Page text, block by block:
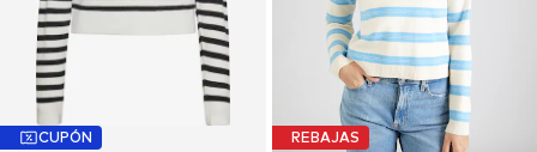
CUPÓN REBAJAS